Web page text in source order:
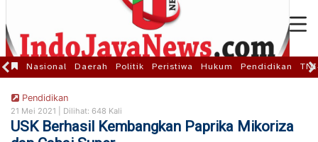
Nasional Daerah Politik Peristiwa Hukum Pendidikan
Pendidikan
21 Mei 2021 | Dilihat: 648 Kali
USK Berhasil Kembangkan Paprika Mikoriza